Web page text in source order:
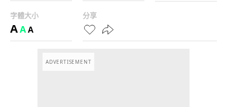
字體大小
AAA
分享
ADVERTISEMENT